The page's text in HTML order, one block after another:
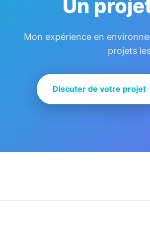
Un
Mon expérience en
projets
Discuter de votre projet